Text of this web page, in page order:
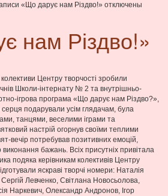
«Що дарує нам Різдво!» отключены
нам Різдво!»
Центру творчості зробили
Школи-інтернату № 2 та внутрішньо-
ігрова програма «Що дарує нам Різдво?»,
серця подарували усім глядачам, була
танцями, веселими іграми та
настрій огорнув своїми теплими
вечір потребував позитивних емоцій,
виконання бажань. Всіх присутніх привітала
подяка керівникам колективів Центру
яскраві творчі номери: Наталія
Левченко, Світлана Новосьолова,
Наркевич, Олександр Андронов, Ігор